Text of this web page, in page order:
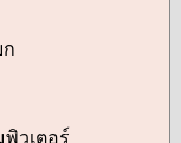
วเตอร์